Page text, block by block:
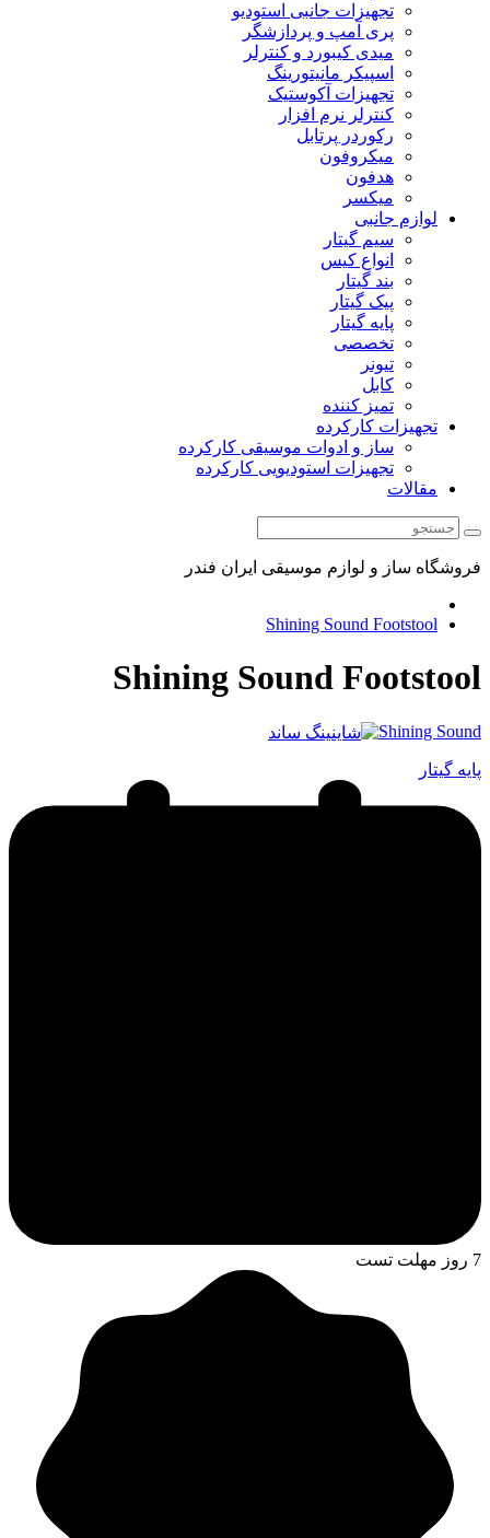
تجهیزات جانبی استودیو
پری آمپ و پردازشگر
میدی کیبورد و کنترلر
اسپیکر مانیتورینگ
تجهیزات آکوستیک
کنترلر نرم افزار
رکوردر پرتابل
میکروفون
هدفون
میکسر
لوازم جانبی
سیم گیتار
انواع کیس
بند گیتار
پیک گیتار
پایه گیتار
تخصصی
تیونر
کابل
تمیز کننده
تجهیزات کارکرده
ساز و ادوات موسیقی کارکرده
تجهیزات استودیویی کارکرده
مقالات
فروشگاه ساز و لوازم موسیقی ایران فندر
Shining Sound Footstool
Shining Sound Footstool
Shining Sound
پایه گیتار
7 روز مهلت تست